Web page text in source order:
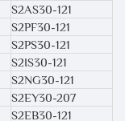
S2AS30-121
S2PF30-121
S2PS30-121
S2IS30-121
S2NG30-121
S2EY30-207
S2EB30-121